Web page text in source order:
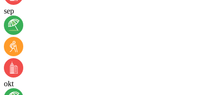
sep
okt